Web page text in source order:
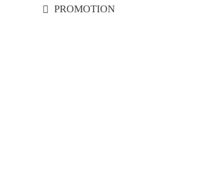
PROMOTION